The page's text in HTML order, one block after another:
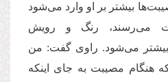
بیشتر بر او وارد می‌‌شود
می‌‌رسند، رنگ و رویش
می‌‌شود. راوی گفت: من
هنگام مصیبت به جای اینكه